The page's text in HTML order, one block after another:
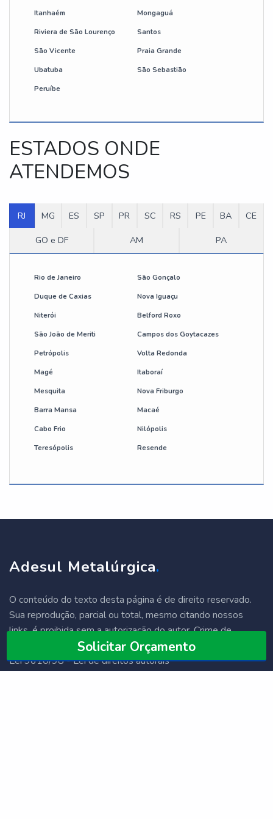
Solicitar Orçamento
Itanhaém Mongaguá
Riviera de São Lourenço Santos
São Vicente Praia Grande
Ubatuba São Sebastião
Peruíbe
ESTADOS ONDE
ATENDEMOS
RJ MG ES SP PR SC RS PE BA
CE
GO e DF
AM PA
Rio de Janeiro São Gonçalo
Duque de Caxias Nova Iguaçu
Niterói Belford Roxo
São João de Meriti Campos dos Goytacazes
Petrópolis Volta Redonda
Magé Itaboraí
Mesquita Nova Friburgo
Barra Mansa Macaé
Cabo Frio Nilópolis
Teresópolis Resende
Adesul Metalúrgica.
O conteúdo do texto desta página é de direito reservado.
Sua reprodução, parcial ou total, mesmo citando nossos
links, é proibida sem a autorização do autor. Crime de
violação de direito autoral – artigo 184 do Código Penal –
Lei 9610/98 - Lei de direitos autorais